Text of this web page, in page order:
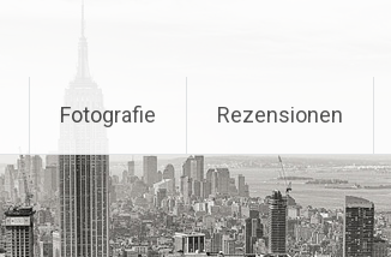
Fotografie Rezensionen